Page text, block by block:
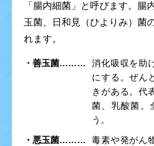
「腸内細菌」と呼びます。腸
玉菌、日和見（ひよりみ）菌
れます。
・善玉菌………
消化吸収を助
にする。ぜん
きがある。代
菌、乳酸菌。
う。
・悪玉菌………
毒素や発がん